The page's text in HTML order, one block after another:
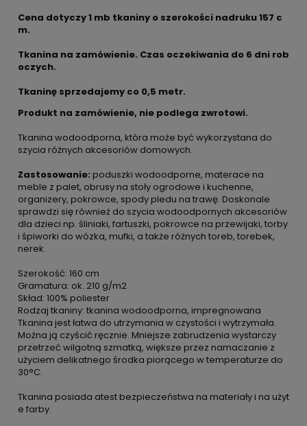
Cena dotyczy 1 mb tkaniny o szerokości nadruku 157 c
m.
Tkanina na zamówienie. Czas oczekiwania do 6 dni rob
oczych.
Tkaninę sprzedajemy co 0,5 metr.
Produkt na zamówienie, nie podlega zwrotowi.
Tkanina wodoodporna, która może być wykorzystana do
szycia różnych akcesoriów domowych.
Zastosowanie: poduszki wodoodporne, materace na
meble z palet, obrusy na stoły ogrodowe i kuchenne,
organizery, pokrowce, spody pledu na trawę. Doskonale
sprawdzi się również do szycia wodoodpornych akcesoriów
dla dzieci np. śliniaki, fartuszki, pokrowce na przewijaki, torby
i śpiworki do wózka, mufki, a także różnych toreb, torebek,
nerek.
Szerokość: 160 cm
Gramatura: ok. 210 g/m2
Skład: 100% poliester
Rodzaj tkaniny: tkanina wodoodporna, impregnowana
Tkanina jest łatwa do utrzymania w czystości i wytrzymała.
Można ją czyścić ręcznie. Mniejsze zabrudzenia wystarczy
przetrzeć wilgotną szmatką, większe przez namaczanie z
użyciem delikatnego środka piorącego w temperaturze do
30°C.
Tkanina posiada atest bezpieczeństwa na materiały i na użyt
e farby.